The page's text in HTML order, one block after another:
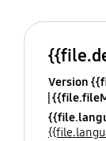
Version